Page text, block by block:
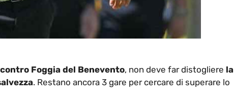
Foggia del Benevento, non deve far distogliere la
. Restano ancora 3 gare per cercare di superare lo